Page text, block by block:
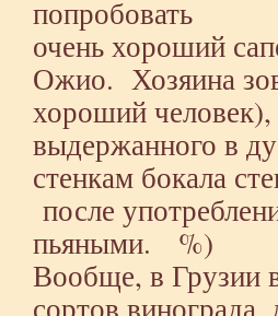
попробовать
очень хороший
Ожио. Хозяина
хороший
выдержанного в
стенкам бокала
после
пьяными. %)
Вообще, в Грузии
сортов